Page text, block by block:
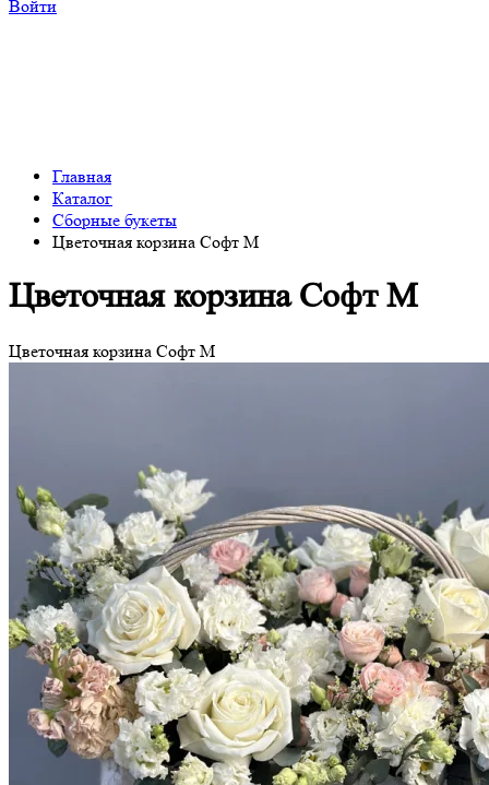
Войти
Главная
Каталог
Сборные букеты
Цветочная корзина Софт M
Цветочная корзина Софт M
Цветочная корзина Софт M